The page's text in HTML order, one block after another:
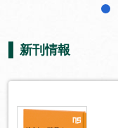
新刊情報